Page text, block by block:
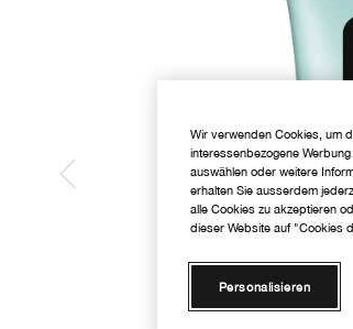
Wir verwenden Cookies, um
interessenbezogene
auswählen oder weitere
erhalten Sie ausserdem
alle Cookies zu akzeptieren
dieser Website auf "Cookies
Personalisieren